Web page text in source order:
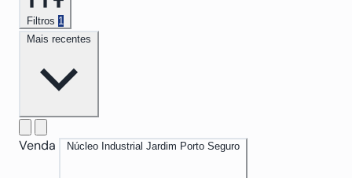
Filtros 1
Mais recentes
Venda Núcleo Industrial Jardim Porto Seguro